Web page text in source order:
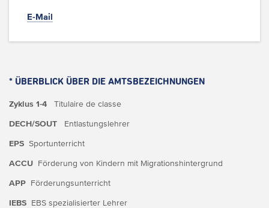
E-Mail
* ÜBERBLICK ÜBER DIE AMTSBEZEICHNUNGEN
Zyklus 1-4 Titulaire de classe
DECH/SOUT Entlastungslehrer
EPS Sportunterricht
ACCU Förderung von Kindern mit Migrationshintergrund
APP Förderungsunterricht
IEBS EBS spezialisierter Lehrer